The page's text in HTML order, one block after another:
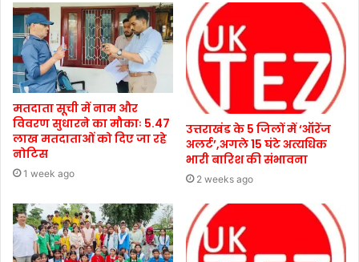
मतदाता सूची में नाम और
विवरण सुधारने का मौकाः 5.47
लाख मतदाताओं को दिए जा रहे
नोटिस
1 week ago
उत्तराखंड के 5 जिलों में ‘ऑरेंज
अलर्ट’,अगले 15 घंटे अत्यधिक
भारी बारिश की संभावना
2 weeks ago